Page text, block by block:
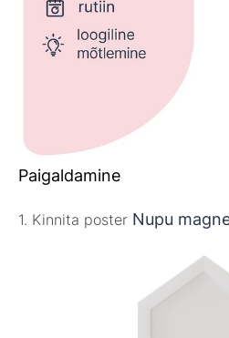
Paigaldamine
1. Kinnita poster Nupu